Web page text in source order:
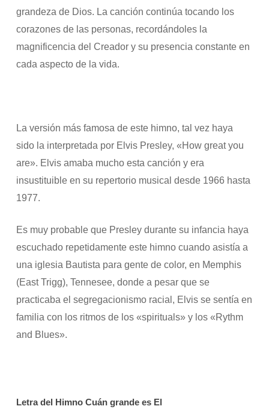
grandeza de Dios. La canción continúa tocando los
corazones de las personas, recordándoles la
magnificencia del Creador y su presencia constante en
cada aspecto de la vida.
La versión más famosa de este himno, tal vez haya
sido la interpretada por Elvis Presley, «How great you
are». Elvis amaba mucho esta canción y era
insustituible en su repertorio musical desde 1966 hasta
1977.
Es muy probable que Presley durante su infancia haya
escuchado repetidamente este himno cuando asistía a
una iglesia Bautista para gente de color, en Memphis
(East Trigg), Tennesee, donde a pesar que se
practicaba el segregacionismo racial, Elvis se sentía en
familia con los ritmos de los «spirituals» y los «Rythm
and Blues».
Letra del Himno Cuán grande es El